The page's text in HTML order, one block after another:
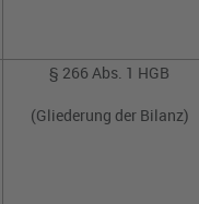
§ 266 Abs. 1 HGB
(Gliederung der Bilanz)